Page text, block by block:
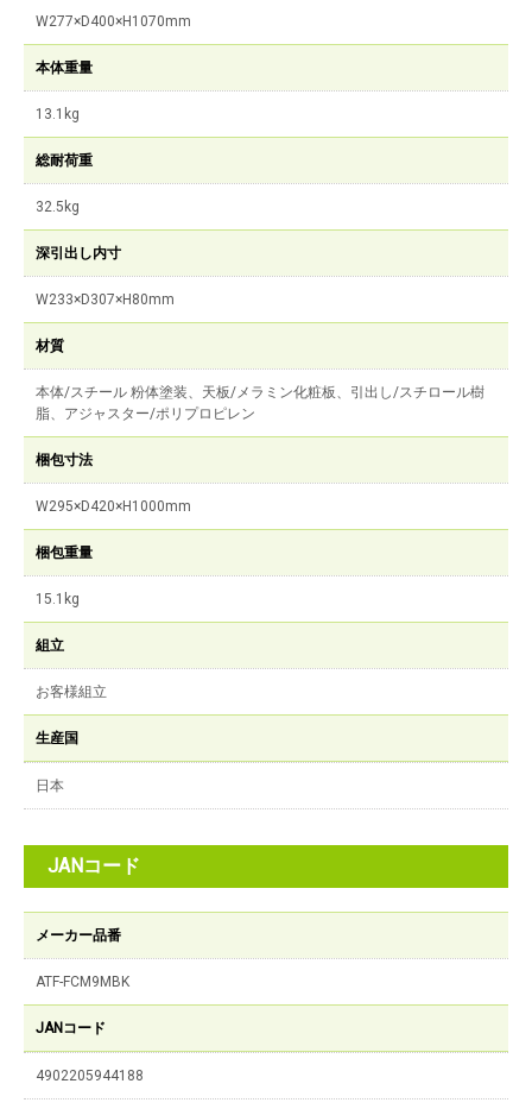
W277×D400×H1070mm
本体重量
13.1kg
総耐荷重
32.5kg
深引出し内寸
W233×D307×H80mm
材質
本体/スチール 粉体塗装、天板/メラミン化粧板、引出し/スチロール樹
脂、アジャスター/ポリプロピレン
梱包寸法
W295×D420×H1000mm
梱包重量
15.1kg
組立
お客様組立
生産国
日本
JANコード
メーカー品番
ATF-FCM9MBK
JANコード
4902205944188